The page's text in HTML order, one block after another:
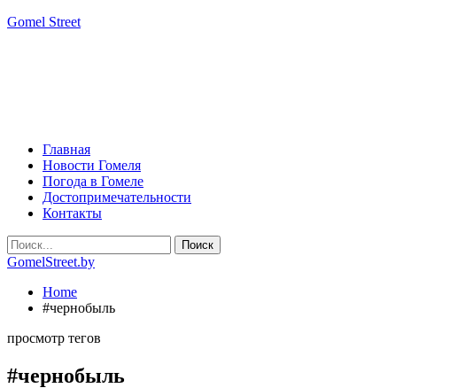
Gomel Street
Главная
Новости Гомеля
Погода в Гомеле
Достопримечательности
Контакты
GomelStreet.by
Home
#чернобыль
просмотр тегов
#чернобыль